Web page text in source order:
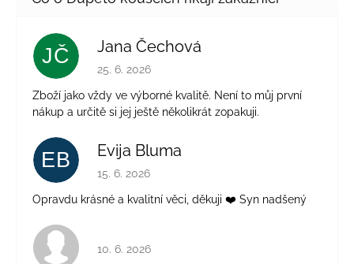
JČ Jana Čechová
Hodnocení obchodu je 5 z 5 hvězdiček.
25. 6. 2026
Zboží jako vždy ve výborné kvalitě. Není to můj první
nákup a určitě si jej ještě několikrát zopakuji.
EB Evija Bluma
Hodnocení obchodu je 5 z 5 hvězdiček.
15. 6. 2026
Opravdu krásné a kvalitní věci, děkuji ❤️ Syn nadšený
Hodnocení obchodu je 4 z 5 hvězdiček.
10. 6. 2026